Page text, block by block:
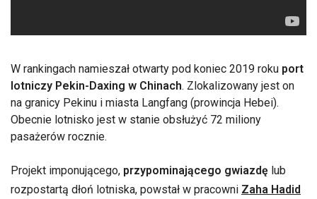
W rankingach namieszał otwarty pod koniec 2019 roku port
lotniczy Pekin-Daxing w Chinach. Zlokalizowany jest on
na granicy Pekinu i miasta Langfang (prowincja Hebei).
Obecnie lotnisko jest w stanie obsłużyć 72 miliony
pasażerów rocznie.
Projekt imponującego, przypominającego gwiazdę lub
rozpostartą dłoń lotniska, powstał w pracowni Zaha Hadid